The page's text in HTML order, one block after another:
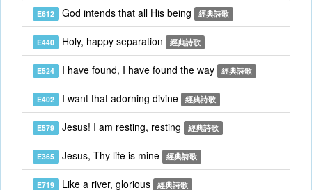
E612 God intends that all His being 經典詩歌
E440 Holy, happy separation 經典詩歌
E524 I have found, I have found the way 經典詩歌
E402 I want that adorning divine 經典詩歌
E579 Jesus! I am resting, resting 經典詩歌
E365 Jesus, Thy life is mine 經典詩歌
E719 Like a river, glorious 經典詩歌